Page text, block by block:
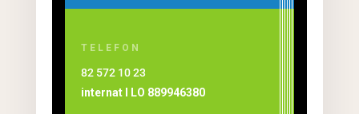
TELEFON
82 572 10 23
internat I LO 889946380